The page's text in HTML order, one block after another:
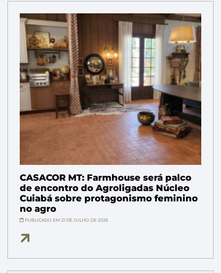
CASACOR MT: Farmhouse será palco
de encontro do Agroligadas Núcleo
Cuiabá sobre protagonismo feminino
no agro
PUBLICADO EM 21 DE JULHO DE 2026